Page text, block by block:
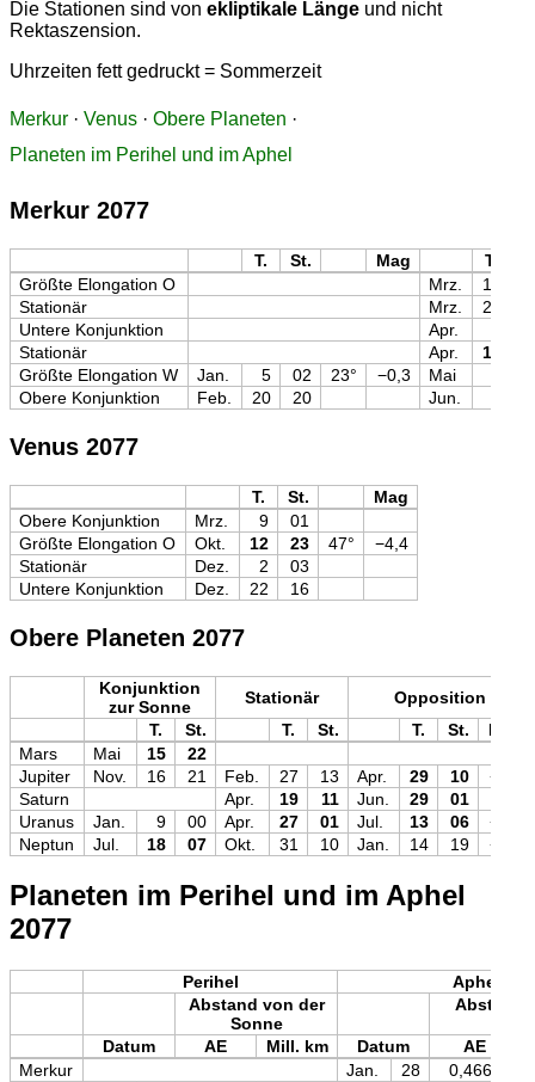
Die Stationen sind von ekliptikale Länge und nicht
Rektaszension.
Uhrzeiten fett gedruckt = Sommerzeit
Merkur · Venus · Obere Planeten ·
Planeten im Perihel und im Aphel
Merkur 2077
T. St. Mag T.
Größte Elongation O
Mrz. 18
Stationär
Mrz. 26
Untere Konjunktion
Apr.
Stationär
Apr. 18
Größte Elongation W
Jan. 5 02 23° −0,3 Mai
Obere Konjunktion
Feb. 20 20 Jun.
Venus 2077
T. St.
Mag
Obere Konjunktion
Mrz. 9
01
Größte Elongation O
Okt. 12 23 47°
−4,4
Stationär
Dez. 2
03
Untere Konjunktion
Dez. 22 16
Obere Planeten 2077
Konjunktion
zur Sonne
Stationär
Opposition
T.
St. T. St. T. St.
Mag
Mars
Mai 15
22
Jupiter
Nov. 16 21 Feb. 27 13 Apr. 29 10
−2,5
Saturn
Apr. 19 11 Jun. 29 01
Uranus
Jan. 9 00 Apr. 27 01 Jul. 13 06
+5,6
Neptun
Jul. 18 07 Okt. 31 10 Jan. 14 19 +7,8
Planeten im Perihel und im Aphel
2077
Perihel
Aphel
Abstand von der
Sonne
Abstand
Datum
AE Mill. km Datum
AE
Merkur
Jan. 28
0,46670